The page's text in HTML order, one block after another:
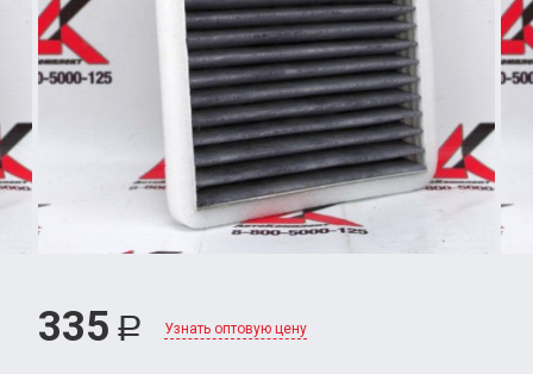
335 Р Узнать оптовую цену